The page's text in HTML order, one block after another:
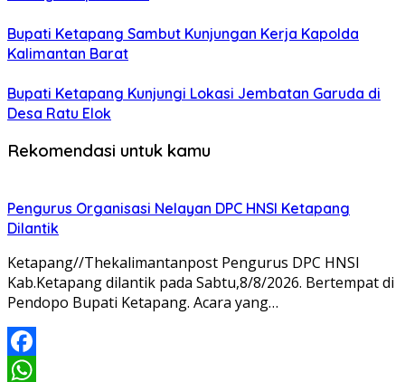
Bupati Ketapang Sambut Kunjungan Kerja Kapolda
Kalimantan Barat
Bupati Ketapang Kunjungi Lokasi Jembatan Garuda di
Desa Ratu Elok
Rekomendasi untuk kamu
Pengurus Organisasi Nelayan DPC HNSI Ketapang
Dilantik
Ketapang//Thekalimantanpost Pengurus DPC HNSI
Kab.Ketapang dilantik pada Sabtu,8/8/2026. Bertempat di
Pendopo Bupati Ketapang. Acara yang…
Facebook